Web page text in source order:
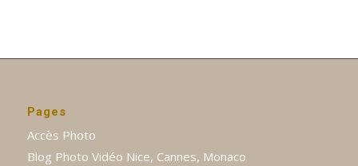
Pages
Accès Photo
Blog Photo Vidéo Nice, Cannes, Monaco